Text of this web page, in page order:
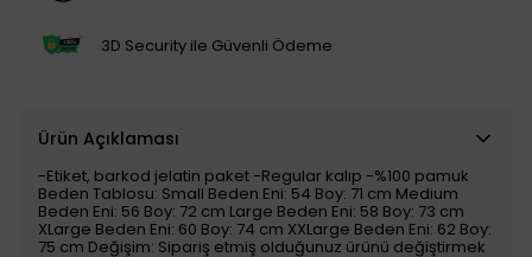
3D Security ile Güvenli Ödeme
Ürün Açıklaması
-Etiket, barkod jelatin paket -Regular kalıp -%100 pamuk
Beden Tablosu: Small Beden Eni: 54 Boy: 71 cm Medium
Beden Eni: 56 Boy: 72 cm Large Beden Eni: 58 Boy: 73 cm
XLarge Beden Eni: 60 Boy: 74 cm XXLarge Beden Eni: 62 Boy:
75 cm Değişim: Sipariş etmiş olduğunuz ürünü değiştirmek